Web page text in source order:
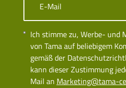
E-Mail
Ich stimme zu, Werbe- und
von Tama auf beliebigem
gemäß der
kann dieser Zustimmung
Mail an Marketing@tama-